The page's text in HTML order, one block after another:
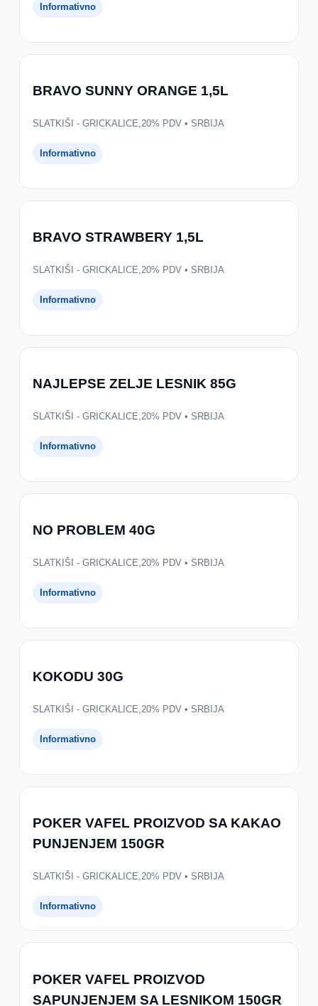
Informativno
BRAVO SUNNY ORANGE 1,5L
SLATKIŠI - GRICKALICE,20% PDV • SRBIJA
Informativno
BRAVO STRAWBERY 1,5L
SLATKIŠI - GRICKALICE,20% PDV • SRBIJA
Informativno
NAJLEPSE ZELJE LESNIK 85G
SLATKIŠI - GRICKALICE,20% PDV • SRBIJA
Informativno
NO PROBLEM 40G
SLATKIŠI - GRICKALICE,20% PDV • SRBIJA
Informativno
KOKODU 30G
SLATKIŠI - GRICKALICE,20% PDV • SRBIJA
Informativno
POKER VAFEL PROIZVOD SA KAKAO
PUNJENJEM 150GR
SLATKIŠI - GRICKALICE,20% PDV • SRBIJA
Informativno
POKER VAFEL PROIZVOD
SAPUNJENJEM SA LESNIKOM 150GR